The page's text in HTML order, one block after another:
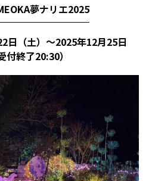
夢ナリエ2025
日（土）～2025年12月25日
付終了20:30）